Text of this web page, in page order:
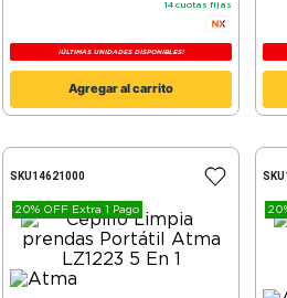
14 cuotas fijas
¡ÚLTIMAS UNIDADES DISPONIBLES!
Agregar al carrito
SKU14621000
20% OFF Extra 1 Pago
SKU